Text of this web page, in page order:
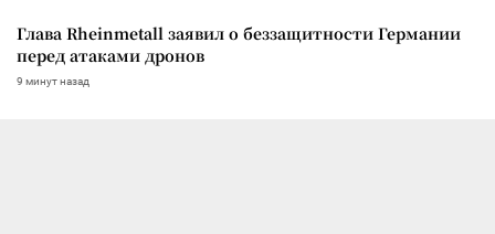
Глава Rheinmetall заявил о беззащитности Германии
перед атаками дронов
9 минут назад